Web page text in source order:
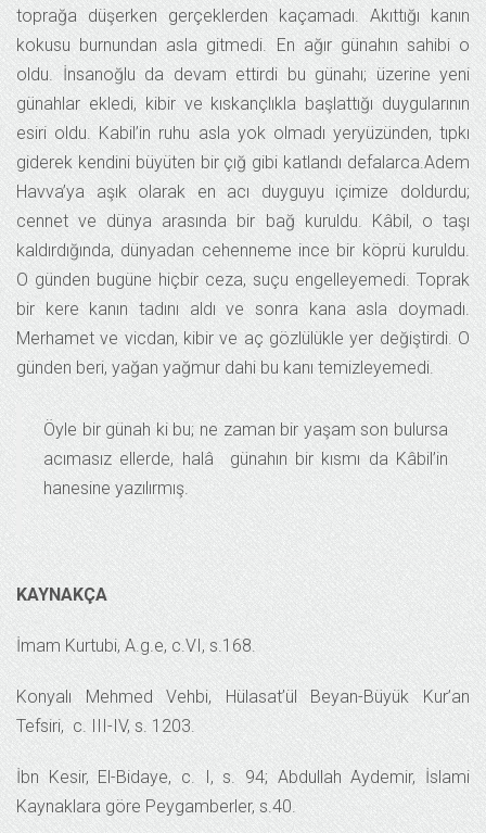
toprağa düşerken gerçeklerden kaçamadı. Akıttığı kanın
kokusu burnundan asla gitmedi. En ağır günahın sahibi o
oldu. İnsanoğlu da devam ettirdi bu günahı; üzerine yeni
günahlar ekledi, kibir ve kıskançlıkla başlattığı duygularının
esiri oldu. Kabil’in ruhu asla yok olmadı yeryüzünden, tıpkı
giderek kendini büyüten bir çığ gibi katlandı defalarca.Adem
Havva’ya aşık olarak en acı duyguyu içimize doldurdu;
cennet ve dünya arasında bir bağ kuruldu. Kâbil, o taşı
kaldırdığında, dünyadan cehenneme ince bir köprü kuruldu.
O günden bugüne hiçbir ceza, suçu engelleyemedi. Toprak
bir kere kanın tadını aldı ve sonra kana asla doymadı.
Merhamet ve vicdan, kibir ve aç gözlülükle yer değiştirdi. O
günden beri, yağan yağmur dahi bu kanı temizleyemedi.
Öyle bir günah ki bu; ne zaman bir yaşam son bulursa
acımasız ellerde, halâ günahın bir kısmı da Kâbil’in
hanesine yazılırmış.
KAYNAKÇA
İmam Kurtubi, A.g.e, c.VI, s.168.
Konyalı Mehmed Vehbi, Hülasat’ül Beyan-Büyük Kur’an
Tefsiri, c. III-IV, s. 1203.
İbn Kesir, El-Bidaye, c. I, s. 94; Abdullah Aydemir, İslami
Kaynaklara göre Peygamberler, s.40.